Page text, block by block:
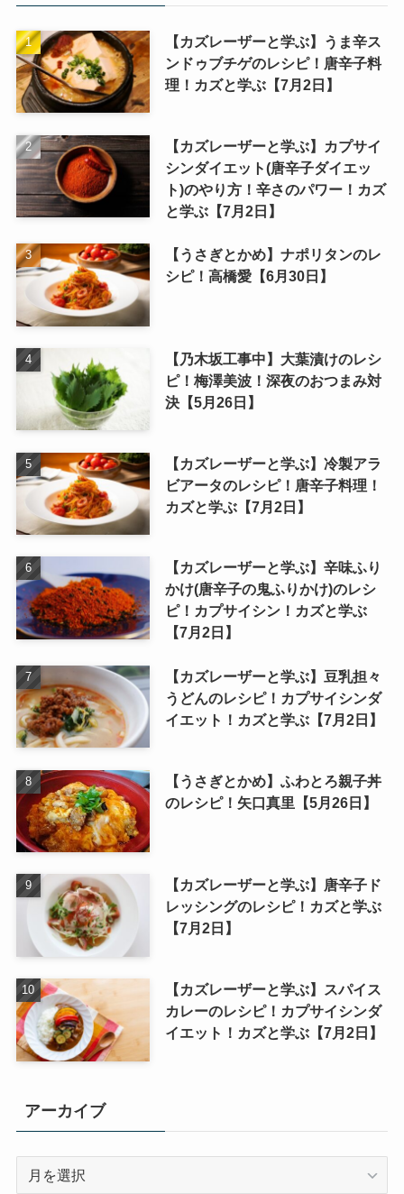
【カズレーザーと学ぶ】うま辛ス
ンドゥブチゲのレシピ！唐辛子料
理！カズと学ぶ【7月2日】
【カズレーザーと学ぶ】カプサイ
シンダイエット(唐辛子ダイエッ
ト)のやり方！辛さのパワー！カズ
と学ぶ【7月2日】
【うさぎとかめ】ナポリタンのレ
シピ！高橋愛【6月30日】
【乃木坂工事中】大葉漬けのレシ
ピ！梅澤美波！深夜のおつまみ対
決【5月26日】
【カズレーザーと学ぶ】冷製アラ
ビアータのレシピ！唐辛子料理！
カズと学ぶ【7月2日】
【カズレーザーと学ぶ】辛味ふり
かけ(唐辛子の鬼ふりかけ)のレシ
ピ！カプサイシン！カズと学ぶ
【7月2日】
【カズレーザーと学ぶ】豆乳担々
うどんのレシピ！カプサイシンダ
イエット！カズと学ぶ【7月2日】
【うさぎとかめ】ふわとろ親子丼
のレシピ！矢口真里【5月26日】
【カズレーザーと学ぶ】唐辛子ド
レッシングのレシピ！カズと学ぶ
【7月2日】
【カズレーザーと学ぶ】スパイス
カレーのレシピ！カプサイシンダ
イエット！カズと学ぶ【7月2日】
アーカイブ